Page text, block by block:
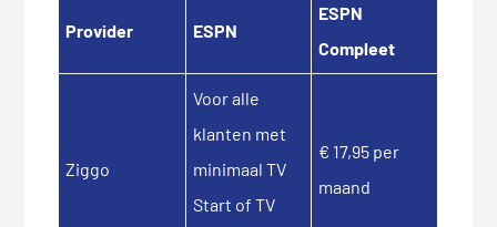
Provider ESPN
ESPN
Compleet
Ziggo
Voor alle
klanten met
minimaal TV
Start of TV
€ 17,95 per
maand